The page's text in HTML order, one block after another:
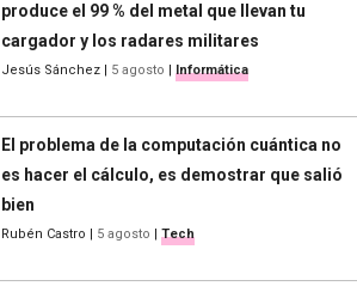
produce el 99 % del metal que llevan tu
cargador y los radares militares
Jesús Sánchez 5 agosto Informática
El problema de la computación cuántica no
es hacer el cálculo, es demostrar que salió
bien
Rubén Castro 5 agosto Tech